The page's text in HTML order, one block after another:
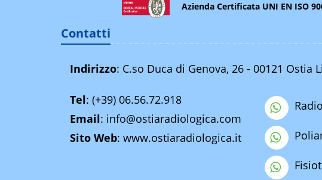
Azienda Certificata UNI EN ISO
Contatti
Indirizzo: C.so Duca di Genova, 26 - 00121 Ostia
Tel: (+39) 06.56.72.918
Email: info@ostiaradiologica.com
Sito Web: www.ostiaradiologica.it